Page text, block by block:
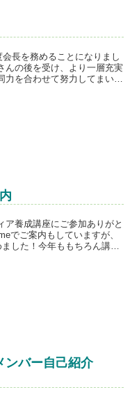
長を務めることになりまし
んの後を受け、より一層充実
力を合わせて努力してまいり
養成講座にご参加ありがと
でご案内もしていますが、
した！今年ももちろん講師
バー自己紹介